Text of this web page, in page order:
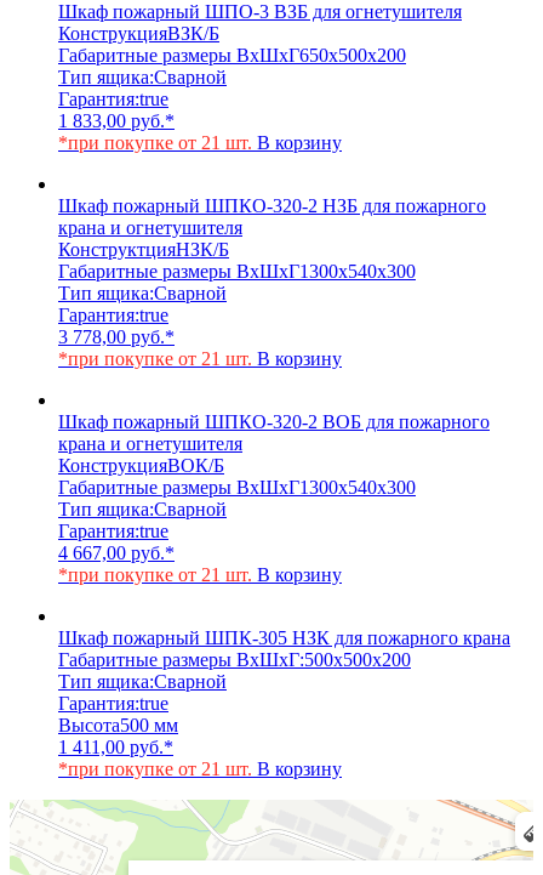
Шкаф пожарный ШПО-3 ВЗБ для огнетушителя
КонструкцияВЗК/Б
Габаритные размеры ВхШхГ650х500х200
Тип ящика:Сварной
Гарантия:true
1 833,00 руб.*
*при покупке от 21 шт. В корзину
Шкаф пожарный ШПКО-320-2 НЗБ для пожарного
крана и огнетушителя
КонструктцияНЗК/Б
Габаритные размеры ВхШхГ1300х540х300
Тип ящика:Сварной
Гарантия:true
3 778,00 руб.*
*при покупке от 21 шт. В корзину
Шкаф пожарный ШПКО-320-2 ВОБ для пожарного
крана и огнетушителя
КонструкцияВОК/Б
Габаритные размеры ВхШхГ1300х540х300
Тип ящика:Сварной
Гарантия:true
4 667,00 руб.*
*при покупке от 21 шт. В корзину
Шкаф пожарный ШПК-305 НЗК для пожарного крана
Габаритные размеры ВхШхГ:500х500х200
Тип ящика:Сварной
Гарантия:true
Высота500 мм
1 411,00 руб.*
*при покупке от 21 шт. В корзину
Химки
Яндекс Карты — транспорт, навигация, поиск мест